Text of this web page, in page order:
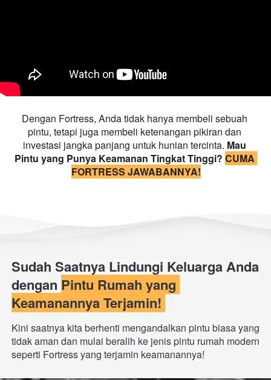
Dengan Fortress, Anda tidak hanya membeli sebuah
pintu, tetapi juga membeli ketenangan pikiran dan
investasi jangka panjang untuk hunian tercinta. Mau
Pintu yang Punya Keamanan Tingkat Tinggi? CUMA
FORTRESS JAWABANNYA!
Sudah Saatnya Lindungi Keluarga Anda
dengan Pintu Rumah yang
Keamanannya Terjamin!
Kini saatnya kita berhenti mengandalkan pintu biasa yang
tidak aman dan mulai beralih ke jenis pintu rumah modern
seperti Fortress yang terjamin keamanannya!